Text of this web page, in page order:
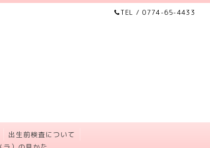
TEL / 0774-65-4433
出生前検査について